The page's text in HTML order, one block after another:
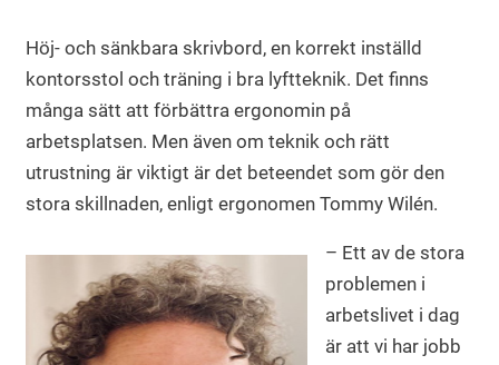
Höj- och sänkbara skrivbord, en korrekt inställd
kontorsstol och träning i bra lyftteknik. Det finns
många sätt att förbättra ergonomin på
arbetsplatsen. Men även om teknik och rätt
utrustning är viktigt är det beteendet som gör den
stora skillnaden, enligt ergonomen Tommy Wilén.
– Ett av de stora
problemen i
arbetslivet i dag
är att vi har jobb